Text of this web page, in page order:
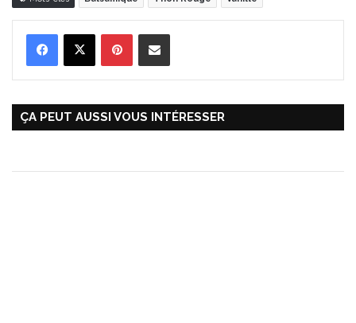
ÇA PEUT AUSSI VOUS INTÉRESSER